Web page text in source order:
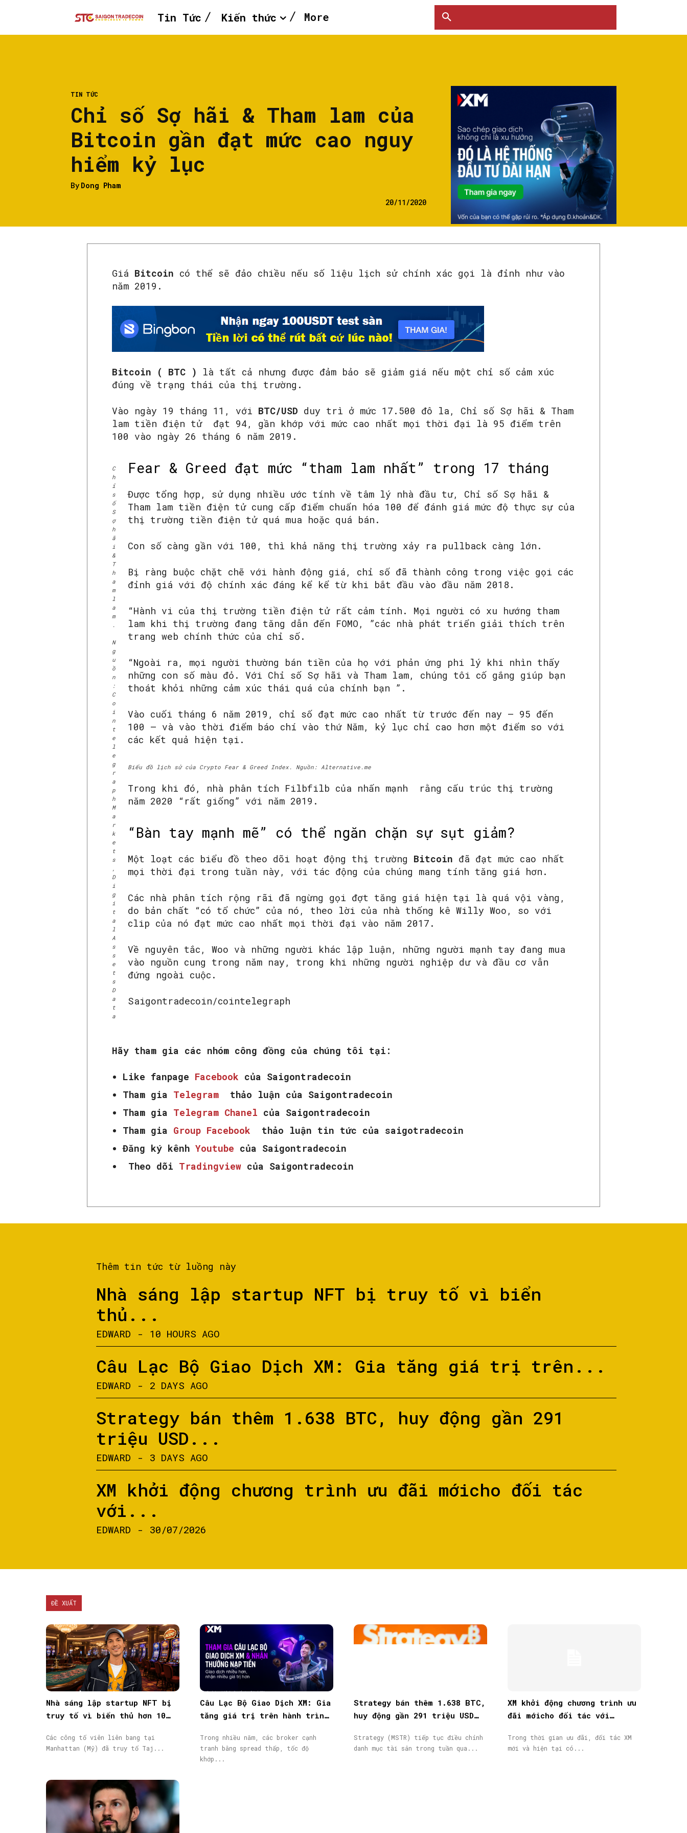
SEARCH...
Tin Tức Kiến thức More
TIN TỨC
Chỉ số Sợ hãi & Tham lam của
Bitcoin gần đạt mức cao nguy
hiểm kỷ lục
By Dong Pham
20/11/2020
Giá Bitcoin có thể sẽ đảo chiều nếu số liệu lịch sử chính xác gọi là đỉnh như vào
năm 2019.
Bitcoin ( BTC ) là tất cả nhưng được đảm bảo sẽ giảm giá nếu một chỉ số cảm xúc
đúng về trạng thái của thị trường.
Vào ngày 19 tháng 11, với BTC/USD duy trì ở mức 17.500 đô la, Chỉ số Sợ hãi & Tham
lam tiền điện tử đạt 94, gần khớp với mức cao nhất mọi thời đại là 95 điểm trên
100 vào ngày 26 tháng 6 năm 2019.
C
h
ỉ
s
ố
S
ợ
h
ã
i
&
T
h
a
m
l
a
m
.
N
g
u
ồ
n
:
C
o
i
n
t
e
l
e
g
r
a
p
h
M
a
r
k
e
t
s
,
D
i
g
i
t
a
l
A
s
s
e
t
s
D
a
t
a
Fear & Greed đạt mức “tham lam nhất” trong 17 tháng
Được tổng hợp, sử dụng nhiều ước tính về tâm lý nhà đầu tư, Chỉ số Sợ hãi &
Tham lam tiền điện tử cung cấp điểm chuẩn hóa 100 để đánh giá mức độ thực sự của
thị trường tiền điện tử quá mua hoặc quá bán.
Con số càng gần với 100, thì khả năng thị trường xảy ra pullback càng lớn.
Bị ràng buộc chặt chẽ với hành động giá, chỉ số đã thành công trong việc gọi các
đỉnh giá với độ chính xác đáng kể kể từ khi bắt đầu vào đầu năm 2018.
“Hành vi của thị trường tiền điện tử rất cảm tính. Mọi người có xu hướng tham
lam khi thị trường đang tăng dẫn đến FOMO, ”các nhà phát triển giải thích trên
trang web chính thức của chỉ số.
“Ngoài ra, mọi người thường bán tiền của họ với phản ứng phi lý khi nhìn thấy
những con số màu đỏ. Với Chỉ số Sợ hãi và Tham lam, chúng tôi cố gắng giúp bạn
thoát khỏi những cảm xúc thái quá của chính bạn ”.
Vào cuối tháng 6 năm 2019, chỉ số đạt mức cao nhất từ ​​trước đến nay – 95 đến
100 – và vào thời điểm báo chí vào thứ Năm, kỷ lục chỉ cao hơn một điểm so với
các kết quả hiện tại.
Biểu đồ lịch sử của Crypto Fear & Greed Index. Nguồn: Alternative.me
Trong khi đó, nhà phân tích Filbfilb của nhấn mạnh rằng cấu trúc thị trường
năm 2020 “rất giống” với năm 2019.
“Bàn tay mạnh mẽ” có thể ngăn chặn sự sụt giảm?
Một loạt các biểu đồ theo dõi hoạt động thị trường Bitcoin đã đạt mức cao nhất
mọi thời đại trong tuần này, với tác động của chúng mang tính tăng giá hơn.
Các nhà phân tích rộng rãi đã ngừng gọi đợt tăng giá hiện tại là quá vội vàng,
do bản chất “có tổ chức” của nó, theo lời của nhà thống kê Willy Woo, so với
clip của nó đạt mức cao nhất mọi thời đại vào năm 2017.
Về nguyên tắc, Woo và những người khác lập luận, những người mạnh tay đang mua
vào nguồn cung trong năm nay, trong khi những người nghiệp dư và đầu cơ vẫn
đứng ngoài cuộc.
Saigontradecoin/cointelegraph
Hãy tham gia các nhóm công đồng của chúng tôi tại:
Like fanpage Facebook của Saigontradecoin
Tham gia Telegram
thảo luận của Saigontradecoin
Tham gia Telegram Chanel của Saigontradecoin
Tham gia Group Facebook
thảo luận tin tức của saigotradecoin
Đăng ký kênh Youtube của Saigontradecoin
Theo dõi Tradingview của Saigontradecoin
Thêm tin tức từ luồng này
Nhà sáng lập startup NFT bị truy tố vì biển
thủ...
EDWARD - 10 HOURS AGO
Câu Lạc Bộ Giao Dịch XM: Gia tăng giá trị trên...
EDWARD - 2 DAYS AGO
Strategy bán thêm 1.638 BTC, huy động gần 291
triệu USD...
EDWARD - 3 DAYS AGO
XM khởi động chương trình ưu đãi mớicho đối tác
với...
EDWARD - 30/07/2026
ĐỀ XUẤT
Nhà sáng lập startup NFT bị
truy tố vì biển thủ hơn 10
Các công tố viên liên bang tại
Manhattan (Mỹ) đã truy tố Taj...
Câu Lạc Bộ Giao Dịch XM: Gia
tăng giá trị trên hành trình
Trong nhiều năm, các broker cạnh
tranh bằng spread thấp, tốc độ
khớp...
Strategy bán thêm 1.638 BTC,
huy động gần 291 triệu USD
Strategy (MSTR) tiếp tục điều chỉnh
danh mục tài sản trong tuần qua...
XM khởi động chương trình ưu
đãi mớicho đối tác với
40.000$
Trong thời gian ưu đãi, đối tác XM
mới và hiện tại có...